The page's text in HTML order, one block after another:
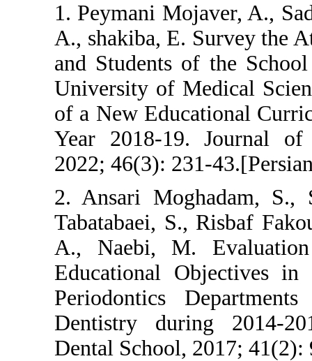
1. Peymani
A., shakiba, E.
and Students
University of
of a New
Year 2018-
2022; 46(3):
2. Ansari
Tabatabaei,
A., Naebi,
Educational
Dentistry
Dental School,